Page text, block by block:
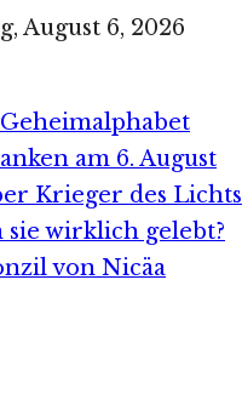
August 6, 2026
am 6. August
Krieger des Lichts
sie wirklich gelebt?
von Nicäa